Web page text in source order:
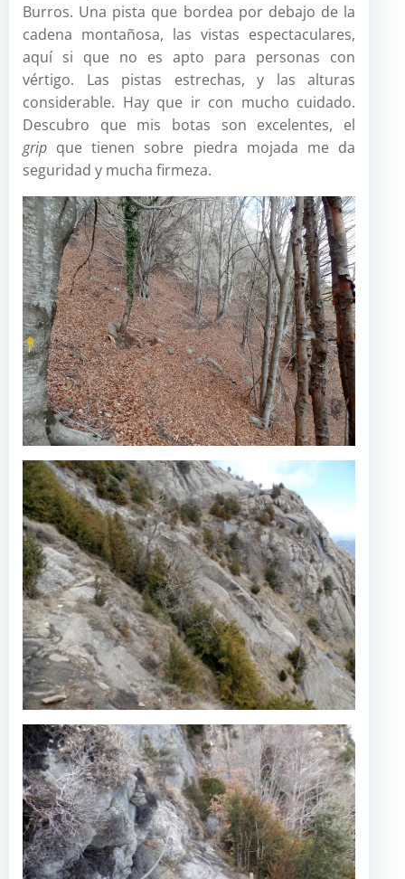
Burros. Una pista que bordea por debajo de la
cadena montañosa, las vistas espectaculares,
aquí si que no es apto para personas con
vértigo. Las pistas estrechas, y las alturas
considerable. Hay que ir con mucho cuidado.
Descubro que mis botas son excelentes, el
grip que tienen sobre piedra mojada me da
seguridad y mucha firmeza.